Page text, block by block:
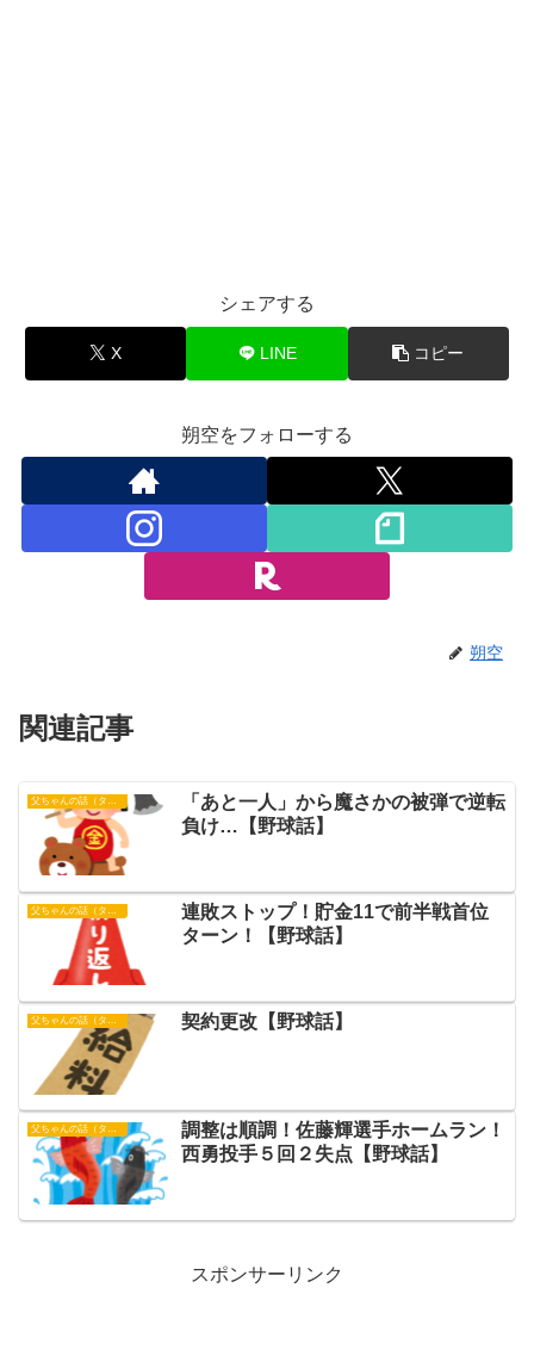
シェアする
X LINE コピー
朔空をフォローする
朔空
関連記事
父ちゃんの話（タイガース）
「あと一人」から魔さかの被弾で逆転
負け…【野球話】
父ちゃんの話（タイガース）
連敗ストップ！貯金11で前半戦首位
ターン！【野球話】
契約更改【野球話】
父ちゃんの話（タイガース）
調整は順調！佐藤輝選手ホームラン！
西勇投手５回２失点【野球話】
スポンサーリンク